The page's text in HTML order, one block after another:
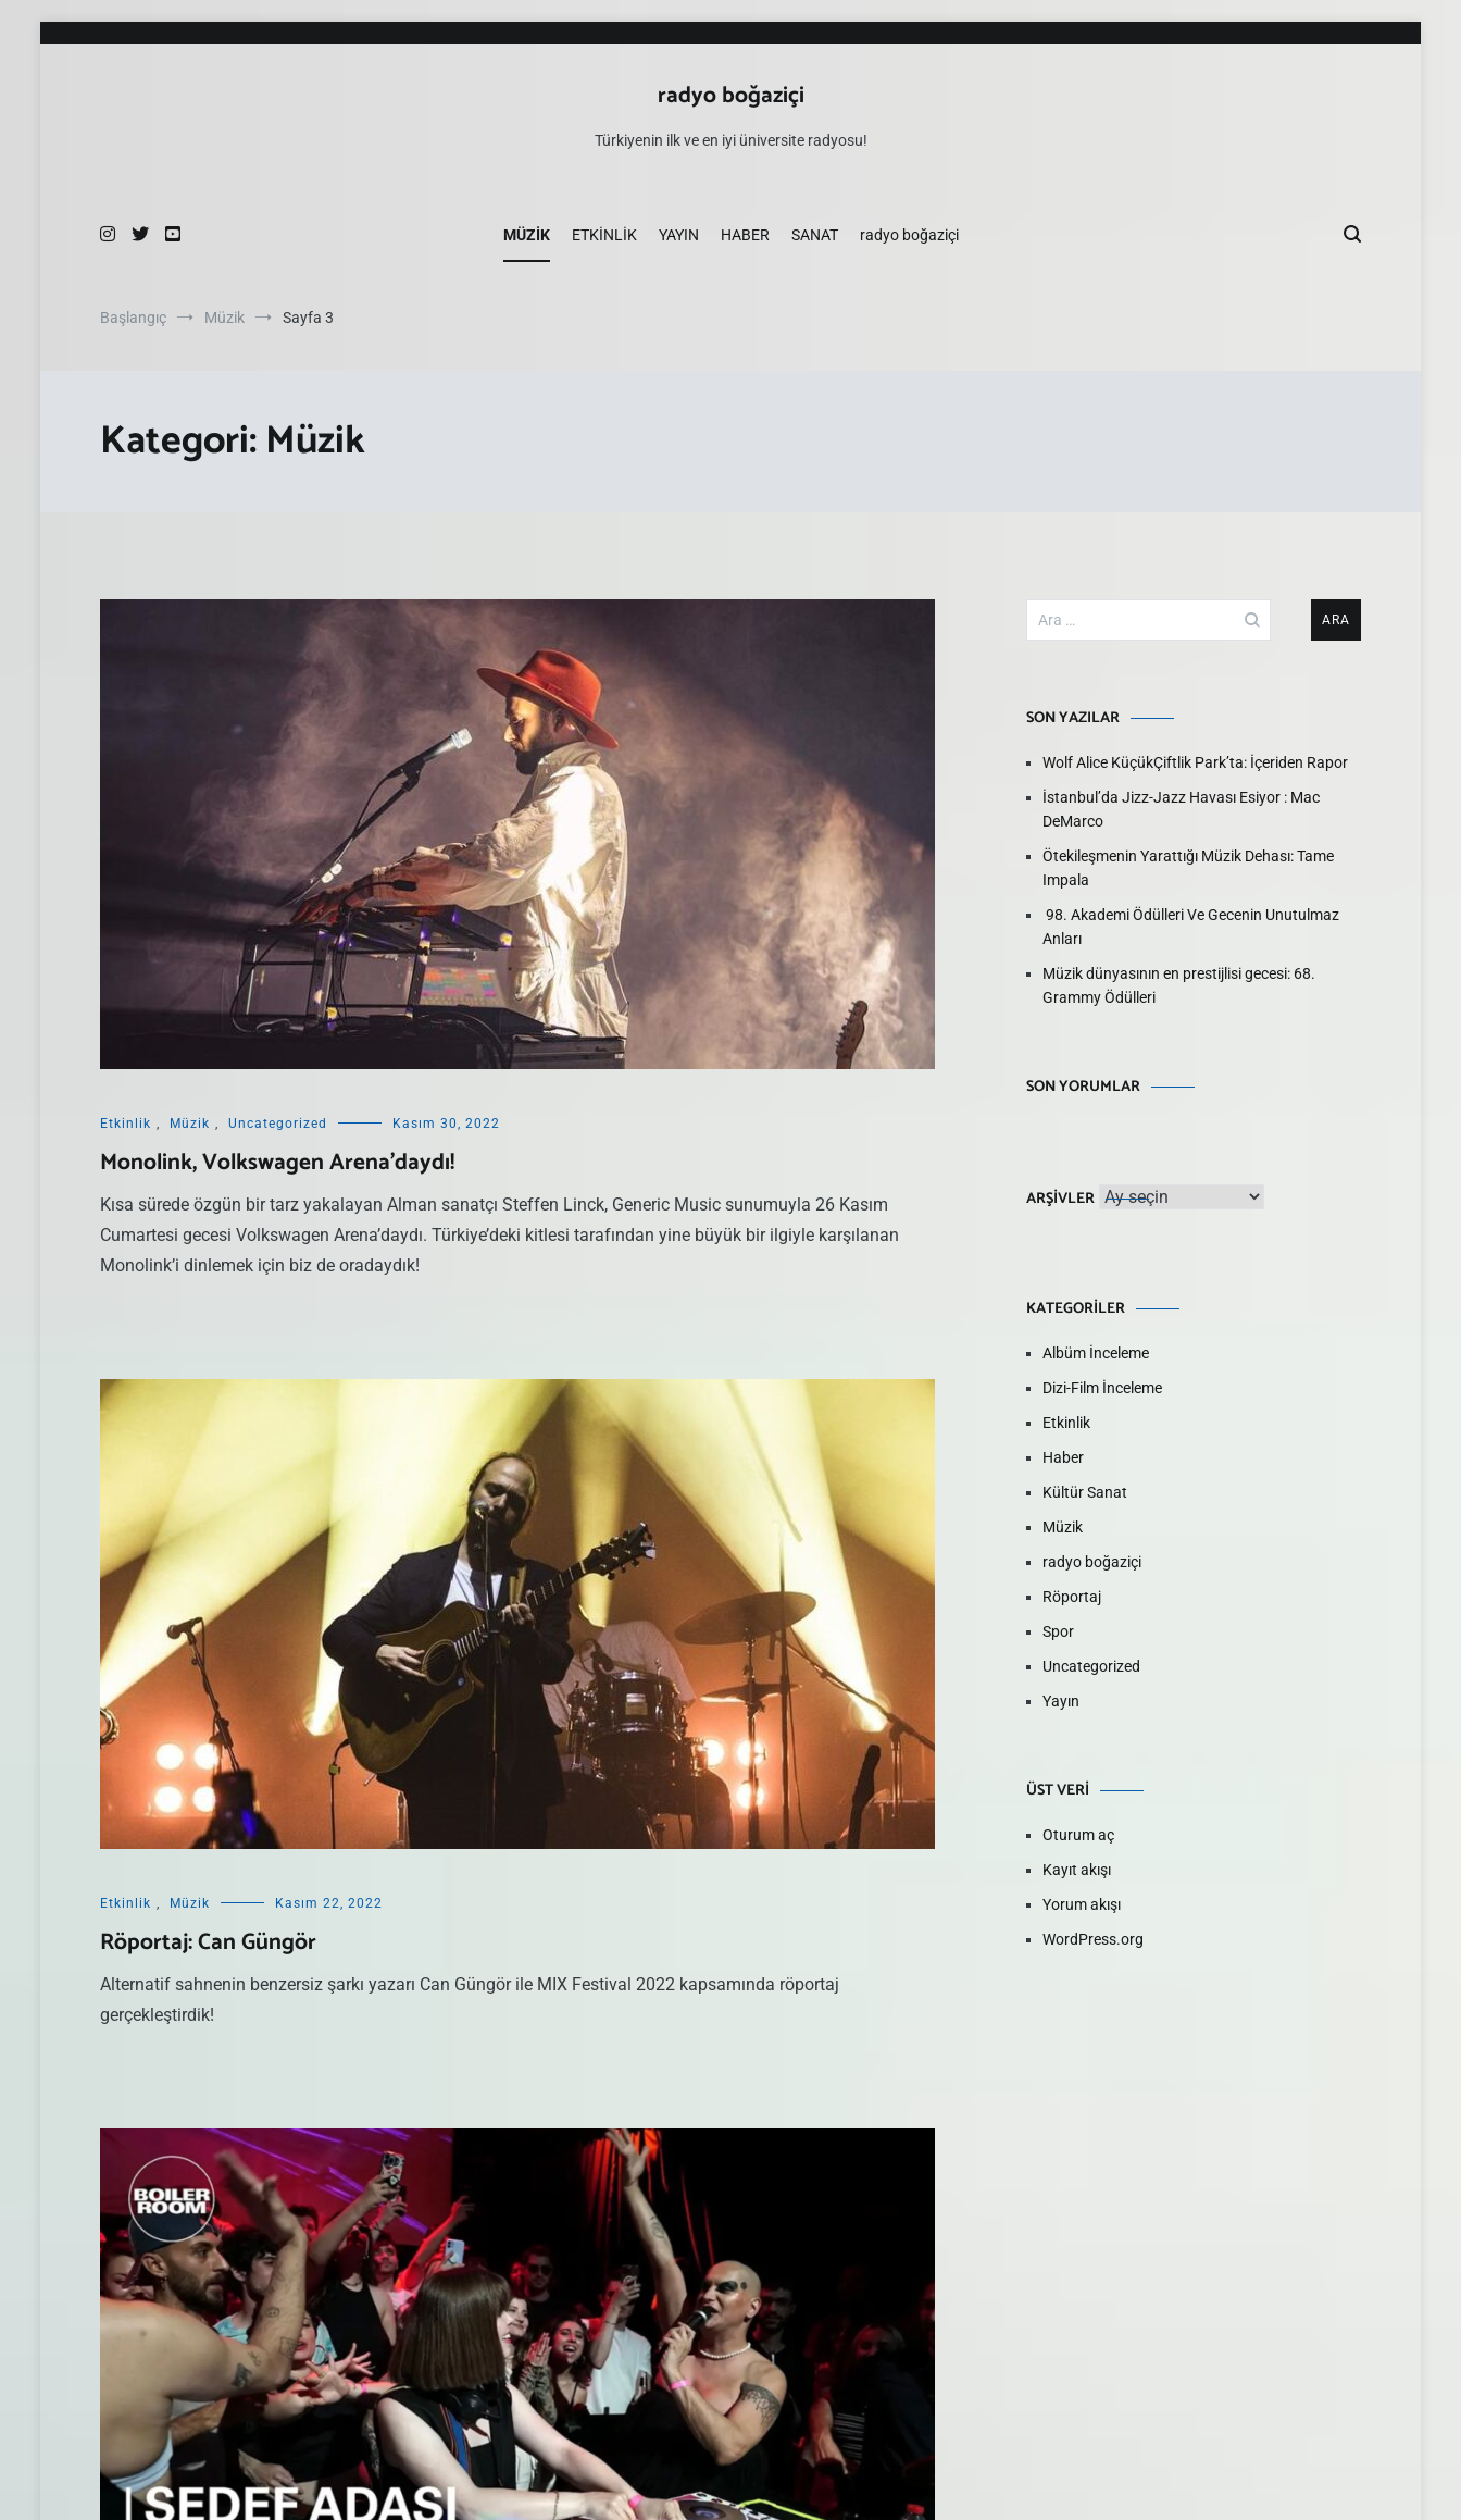
radyo boğaziçi
Türkiyenin ilk ve en iyi üniversite radyosu!
MÜZİK ETKİNLİK YAYIN HABER SANAT radyo boğaziçi
Başlangıç Müzik Sayfa 3
Kategori:Müzik
Etkinlik , Müzik , Uncategorized Kasım 30, 2022
Monolink, Volkswagen Arena’daydı!
Kısa sürede özgün bir tarz yakalayan Alman sanatçı Steffen Linck, Generic Music sunumuyla 26 Kasım
Cumartesi gecesi Volkswagen Arena’daydı. Türkiye’deki kitlesi tarafından yine büyük bir ilgiyle karşılanan
Monolink’i dinlemek için biz de oradaydık!
Etkinlik , Müzik Kasım 22, 2022
Röportaj: Can Güngör
Alternatif sahnenin benzersiz şarkı yazarı Can Güngör ile MIX Festival 2022 kapsamında röportaj
gerçekleştirdik!
SON YAZILAR
Wolf Alice KüçükÇiftlik Park’ta: İçeriden Rapor
İstanbul’da Jizz-Jazz Havası Esiyor : Mac
DeMarco
Ötekileşmenin Yarattığı Müzik Dehası: Tame
Impala
98. Akademi Ödülleri Ve Gecenin Unutulmaz
Anları
Müzik dünyasının en prestijlisi gecesi: 68.
Grammy Ödülleri
SON YORUMLAR
ARŞIVLER Arşivler
KATEGORILER
Albüm İnceleme
Dizi-Film İnceleme
Etkinlik
Haber
Kültür Sanat
Müzik
radyo boğaziçi
Röportaj
Spor
Uncategorized
Yayın
ÜST VERI
Oturum aç
Kayıt akışı
Yorum akışı
WordPress.org